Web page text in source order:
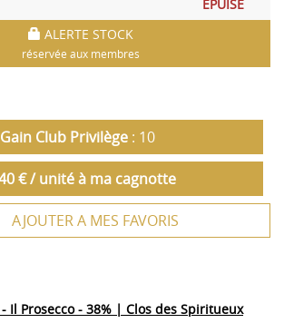
ÉPUISÉ
ALERTE STOCK
réservée aux membres
Gain Club Privilège: 10
€ / unité à ma cagnotte
AJOUTER A MES FAVORIS
Il Prosecco - 38% | Clos des Spiritueux